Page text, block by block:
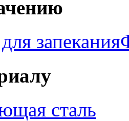
запекания
сталь